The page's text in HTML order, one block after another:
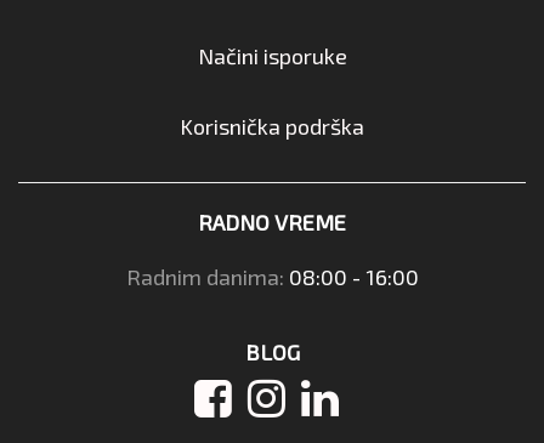
Načini isporuke
Korisnička podrška
RADNO VREME
Radnim danima: 08:00 - 16:00
BLOG